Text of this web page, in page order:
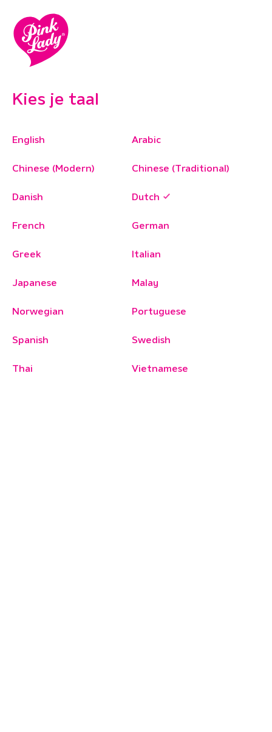
Kies je taal
English Arabic
Chinese (Modern) Chinese (Traditional)
Danish Dutch
French German
Greek Italian
Japanese Malay
Norwegian Portuguese
Spanish Swedish
Thai Vietnamese